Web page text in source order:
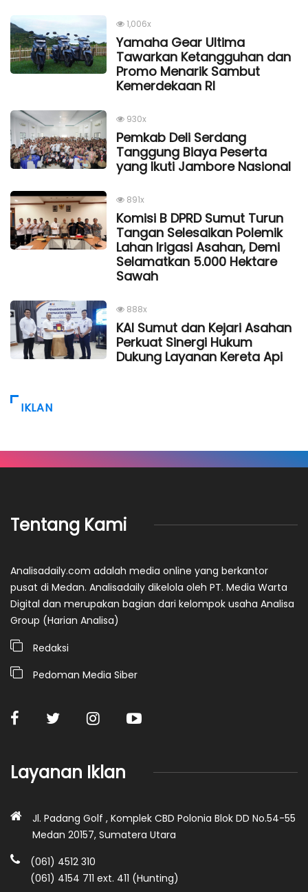
1,006x
Yamaha Gear Ultima
Tawarkan Ketangguhan dan
Promo Menarik Sambut
Kemerdekaan Rl
930x
Pemkab Deli Serdang
Tanggung Biaya Peserta
yang Ikuti Jambore Nasional
891x
Komisi B DPRD Sumut Turun
Tangan Selesaikan Polemik
Lahan Irigasi Asahan, Demi
Selamatkan 5.000 Hektare
Sawah
888x
KAI Sumut dan Kejari Asahan
Perkuat Sinergi Hukum
Dukung Layanan Kereta Api
IKLAN
Tentang Kami
Analisadaily.com adalah media online yang berkantor
pusat di Medan. Analisadaily dikelola oleh PT. Media Warta
Digital dan merupakan bagian dari kelompok usaha Analisa
Group (Harian Analisa)
Redaksi
Pedoman Media Siber
Layanan Iklan
Jl. Padang Golf , Komplek CBD Polonia Blok DD No.54-55
Medan 20157, Sumatera Utara
(061) 4512 310
(061) 4154 711 ext. 411 (Hunting)